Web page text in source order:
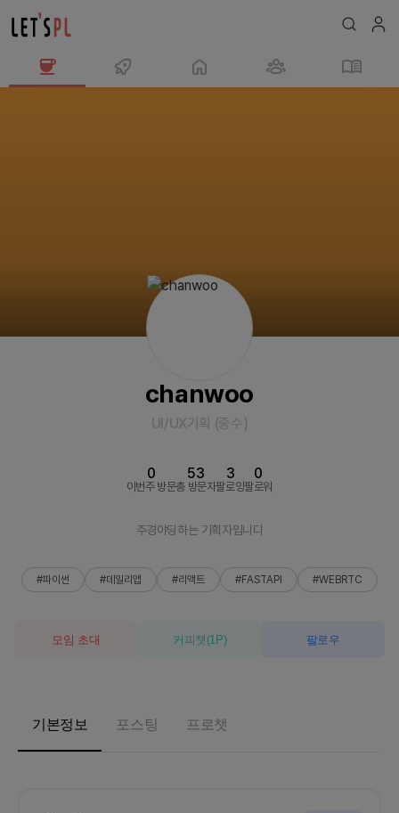
chanwoo
UI/UX기획 (중수)
이번주 방문
0
총 방문자
53
팔로잉
3
팔로워
0
주경야딩하는 기획자입니다
#파이썬 #데일리앱 #리액트 #FASTAPI #WEBRTC
모임 초대 커피챗 (1 P) 팔로우
기본정보 포스팅 프로챗